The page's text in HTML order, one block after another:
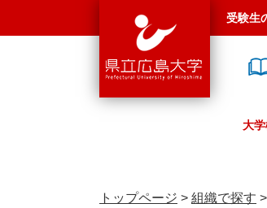
島
大
受験生
大
トップページ > 組織で探す >